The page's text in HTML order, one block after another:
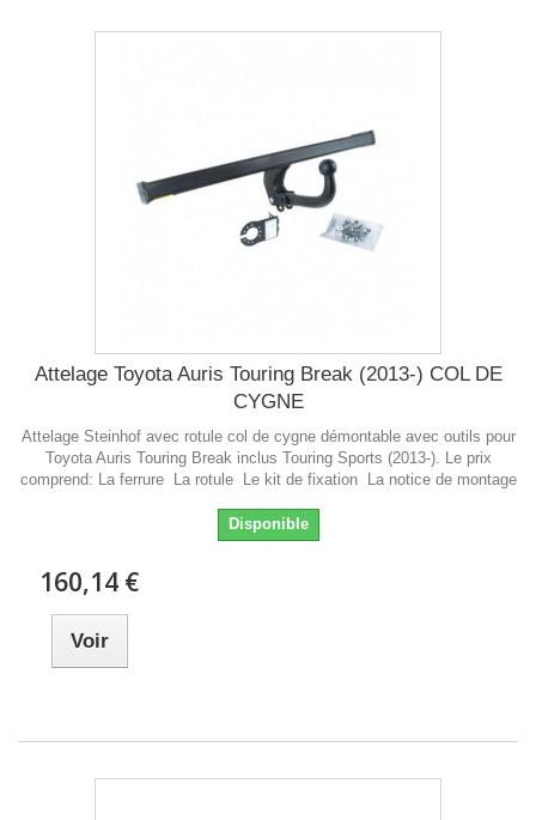
Attelage Toyota Auris Touring Break (2013-) COL DE
CYGNE
Attelage Steinhof avec rotule col de cygne démontable avec outils pour
Toyota Auris Touring Break inclus Touring Sports (2013-). Le prix
comprend: La ferrure La rotule Le kit de fixation La notice de montage
Disponible
160,14 €
Voir